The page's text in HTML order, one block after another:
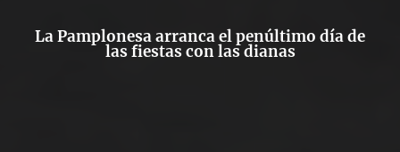
La Pamplonesa arranca el penúltimo día de
las fiestas con las dianas